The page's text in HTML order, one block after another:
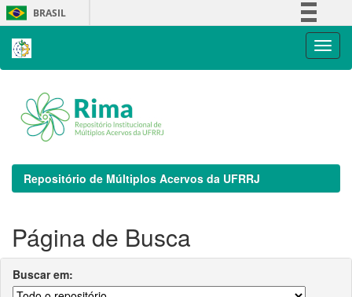
Skip
navigation
BRASIL
Repositório de Múltiplos Acervos da UFRRJ
Página de Busca
Buscar em: